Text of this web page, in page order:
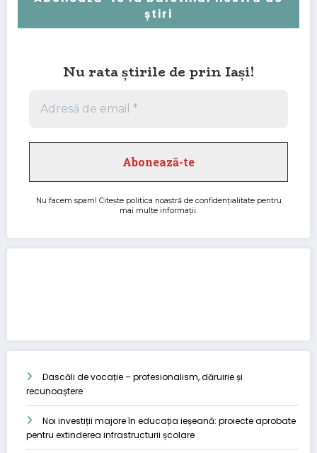
știri
Nu rata știrile de prin Iași!
Nu facem spam! Citește politica noastră de confidențialitatepentru
mai multe informații.
Dascăli de vocație – profesionalism, dăruirie și
recunoaștere
Noi investiții majore în educația ieșeană: proiecte aprobate
pentru extinderea infrastructurii școlare